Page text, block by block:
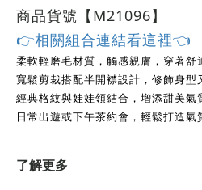
商品貨號【M21096】
👉相關組合連結看這裡👈
柔軟輕磨毛材質，觸感親膚，穿著舒
寬鬆剪裁搭配半開襟設計，修飾身型
經典格紋與娃娃領結合，增添甜美氣
日常出遊或下午茶約會，輕鬆打造氣
了解更多